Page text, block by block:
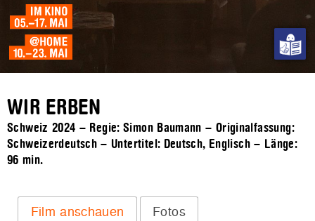
WIR ERBEN
Schweiz 2024 – Regie: Simon Baumann – Originalfassung:
Schweizerdeutsch – Untertitel: Deutsch, Englisch – Länge:
96 min.
Film anschauen Fotos